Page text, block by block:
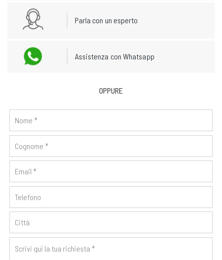
Parla con un esperto
Assistenza con Whatsapp
OPPURE